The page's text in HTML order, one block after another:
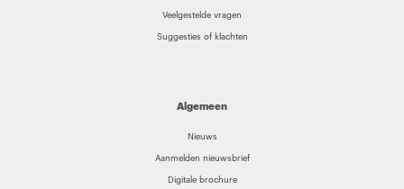
Veelgestelde vragen
Suggesties of klachten
Algemeen
Nieuws
Aanmelden nieuwsbrief
Digitale brochure